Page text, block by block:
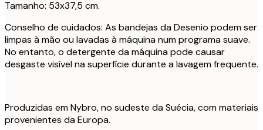
Tamanho: 53x37,5 cm.
Conselho de cuidados: As bandejas da Desenio podem ser
limpas à mão ou lavadas à máquina num programa suave.
No entanto, o detergente da máquina pode causar
desgaste visível na superfície durante a lavagem frequente.
Produzidas em Nybro, no sudeste da Suécia, com materiais
provenientes da Europa.